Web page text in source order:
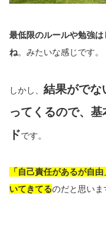
最低限のルールや勉強
ね。みたいな感じです。
しかし、 結果がでな
ってくるので、
ドです。
「自己責任があるが自
いてきてるのだと思いま